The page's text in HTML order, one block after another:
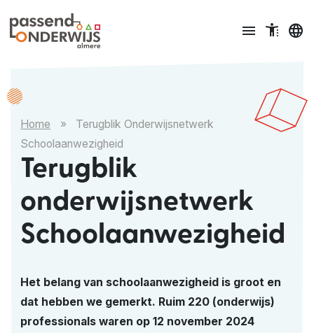
Ga naar content menu accessible_menu language
Home »
​Terugblik Onderwijsnetwerk
Schoolaanwezigheid
Terugblik
onderwijsnetwerk
Schoolaanwezigheid
Het belang van schoolaanwezigheid is groot en
dat hebben we gemerkt. Ruim 220 (onderwijs)
professionals waren op 12 november 2024